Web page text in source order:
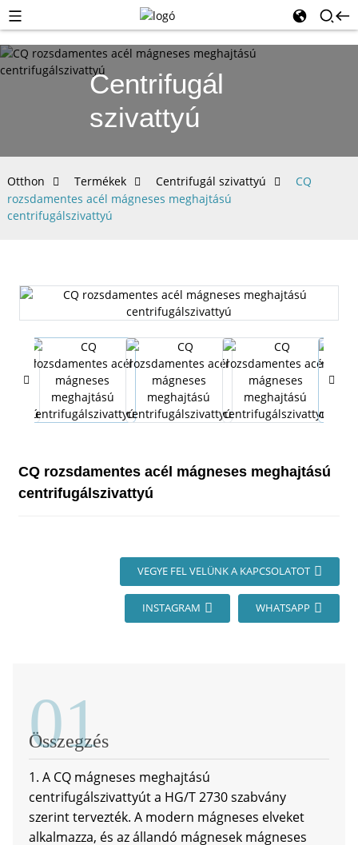
Centrifugál
szivattyú
Otthon Termékek Centrifugál szivattyú
CQ
rozsdamentes acél mágneses meghajtású
centrifugálszivattyú
CQ rozsdamentes acél mágneses meghajtású
centrifugálszivattyú
VEGYE FEL VELÜNK A KAPCSOLATOT
INSTAGRAM WHATSAPP
01
Összegzés
1. A CQ mágneses meghajtású
centrifugálszivattyút a HG/T 2730 szabvány
szerint tervezték. A modern mágneses elveket
alkalmazza, és az állandó mágnesek mágneses